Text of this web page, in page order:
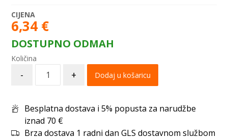
6,34 €
DOSTUPNO ODMAH
- + Dodaj u košaricu
Besplatna dostava i 5% popusta za narudžbe
iznad 70 €
Brza dostava 1 radni dan GLS dostavnom službom